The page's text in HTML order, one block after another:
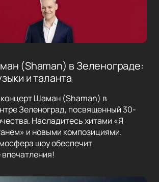
(Shaman) в Зеленограде:
и таланта
концерт Шаман (Shaman) в
Зеленоград, посвященный 30-
Насладитесь хитами «Я
и новыми композициями.
шоу обеспечит